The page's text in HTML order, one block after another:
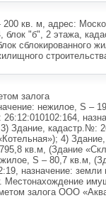
кв. м, адрес:
"б", 2 этажа,
сблокированного
залога
нежилое, S –
Здание, кадастр.№:
4)
кв.м, (Здание
S – 80,7 кв.м,
назначение: земли
Местонахождение
залога ООО